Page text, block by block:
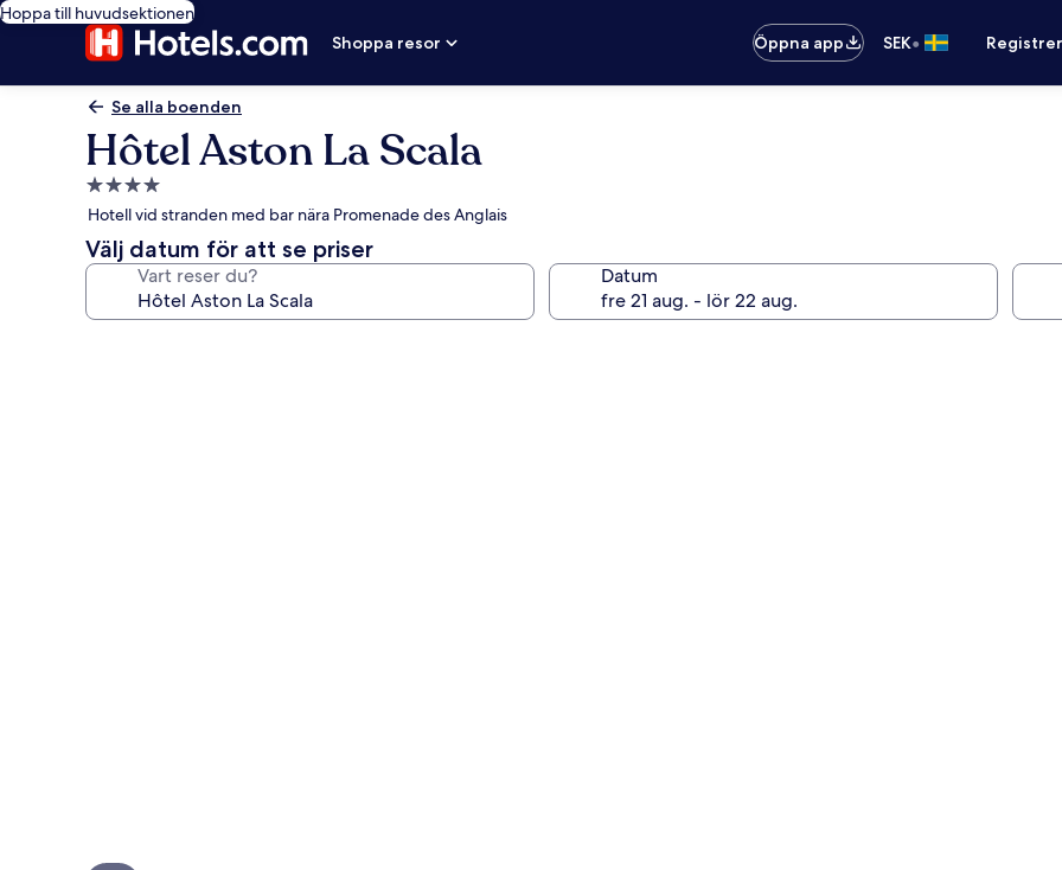
Hoppa till huvudsektionen
Shoppa resor
Öppna app SEK•
Se alla boenden
Hôtel Aston La Scala
4.0-
stjärnigt
boende
Hotell vid stranden med bar nära Promenade des Anglais
Välj datum för att se priser
Vart reser du? Datum